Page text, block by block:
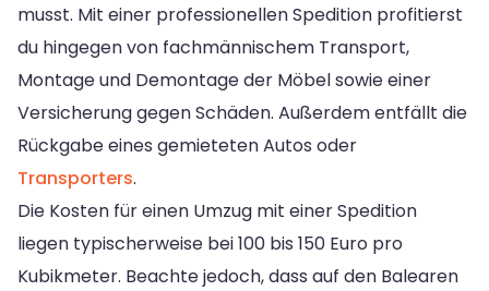
musst. Mit einer professionellen Spedition profitierst
du hingegen von fachmännischem Transport,
Montage und Demontage der Möbel sowie einer
Versicherung gegen Schäden. Außerdem entfällt die
Rückgabe eines gemieteten Autos oder
Transporters.
Die Kosten für einen Umzug mit einer Spedition
liegen typischerweise bei 100 bis 150 Euro pro
Kubikmeter. Beachte jedoch, dass auf den Balearen